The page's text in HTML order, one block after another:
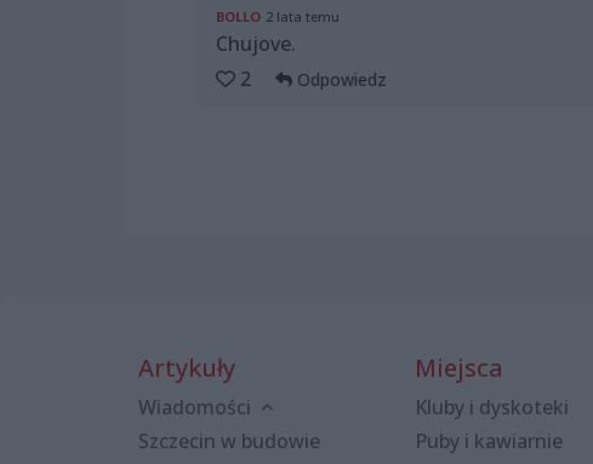
BOLLO 2 lata temu
Chujove.
2
Odpowiedz
Artykuły
Wiadomości
Szczecin w budowie
Miejsca
Kluby i dyskoteki
Puby i kawiarnie